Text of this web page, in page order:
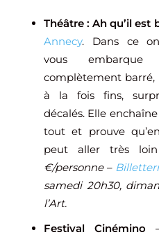
Théâtre : Ah qu’il est
Annecy. Dans ce
vous
complètement barré,
à la fois fins,
décalés. Elle
tout et prouve
peut aller très
€/personne –
samedi 20h30,
l’Art.
Festival Cinémino